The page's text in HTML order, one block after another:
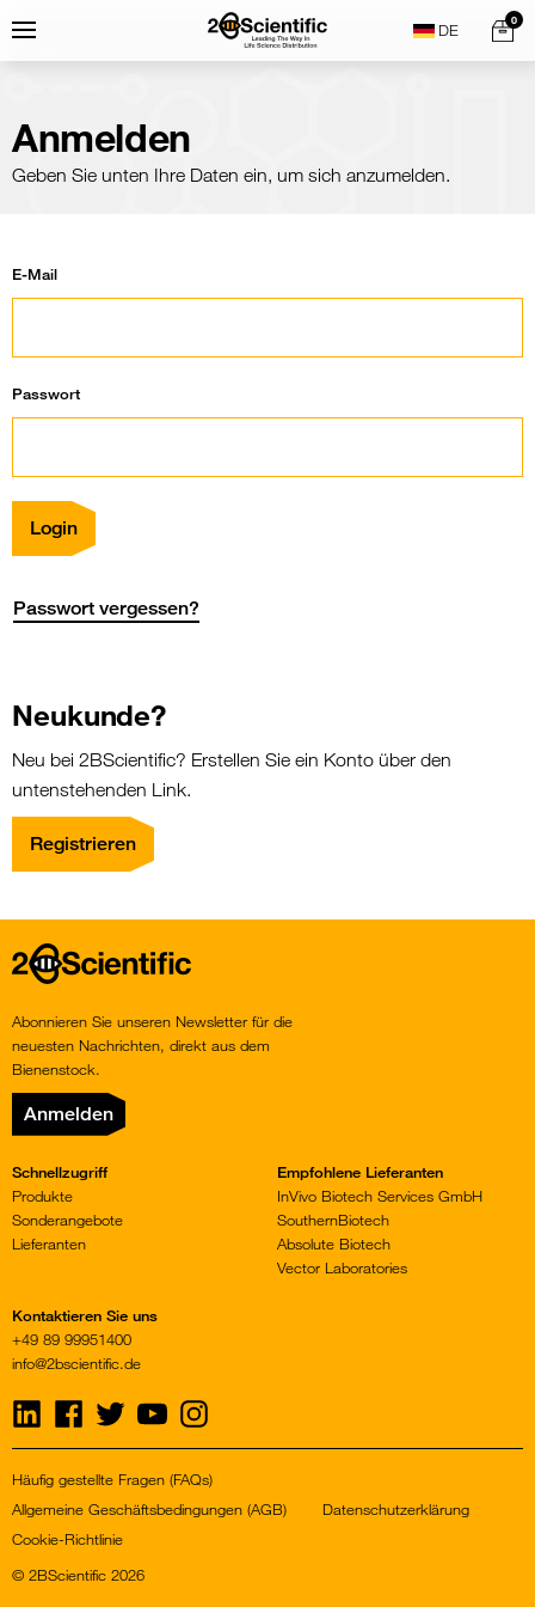
toMenu
Home
0
Anmelden
Geben Sie unten Ihre Daten ein, um sich anzumelden.
E-Mail
Passwort
Login
Passwort vergessen?
Neukunde?
Neu bei 2BScientific? Erstellen Sie ein Konto über den
untenstehenden Link.
Registrieren
Home
Abonnieren Sie unseren Newsletter für die
neuesten Nachrichten, direkt aus dem
Bienenstock.
Anmelden
Schnellzugriff
Produkte
Sonderangebote
Lieferanten
Empfohlene Lieferanten
InVivo Biotech Services GmbH
SouthernBiotech
Absolute Biotech
Vector Laboratories
Kontaktieren Sie uns
+49 89 99951400
info@2bscientific.de
Visit
us
on
Visit
on
Visit
us
on
Visit
us
on
Visit
us
on
© 2BScientific 2026
Häufig gestellte Fragen (FAQs)
Allgemeine Geschäftsbedingungen (AGB)
Datenschutzerklärung
Cookie-Richtlinie